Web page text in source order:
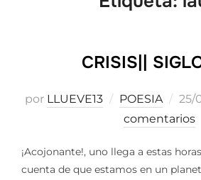
CRISIS||
por LLUEVE13 POESIA
el
25/
comentarios
¡Acojonante!, uno llega a estas
cuenta de que estamos en un